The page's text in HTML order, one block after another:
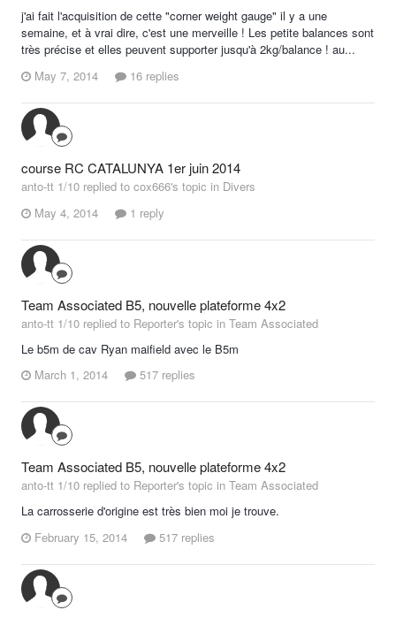
j'ai fait l'acquisition de cette "corner weight gauge" il y a une
semaine, et à vrai dire, c'est une merveille ! Les petite balances sont
très précise et elles peuvent supporter jusqu'à 2kg/balance ! au...
May 7, 2014
16 replies
course RC CATALUNYA 1er juin 2014
anto-tt 1/10 replied to cox666's topic in Divers
May 4, 2014
1 reply
Team Associated B5, nouvelle plateforme 4x2
anto-tt 1/10 replied to Reporter's topic in Team Associated
Le b5m de cav Ryan maifield avec le B5m
March 1, 2014
517 replies
Team Associated B5, nouvelle plateforme 4x2
anto-tt 1/10 replied to Reporter's topic in Team Associated
La carrosserie d'origine est très bien moi je trouve.
February 15, 2014
517 replies